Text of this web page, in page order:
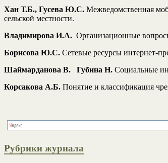
Хан Т.Б., Гусева Ю.С. Межведомственная
сельской местности.
Владимирова И.А. Организационные
Борисова Ю.С. Сетевые ресурсы интернет-
Шаймарданова В. Губина Н. Социальные
Корсакова А.Б. Понятие и классификация
Рубрики журнала